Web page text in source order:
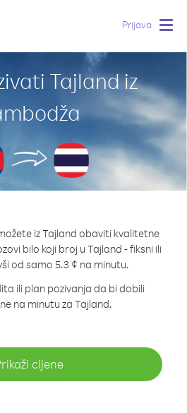
Prijava
Tajland iz
iz Tajland obaviti kvalitetne
bilo koji broj u Tajland - fiksni ili
od samo 5.3 ¢ na minutu.
ili plan pozivanja da bi dobili
na minutu za Tajland.
cijene